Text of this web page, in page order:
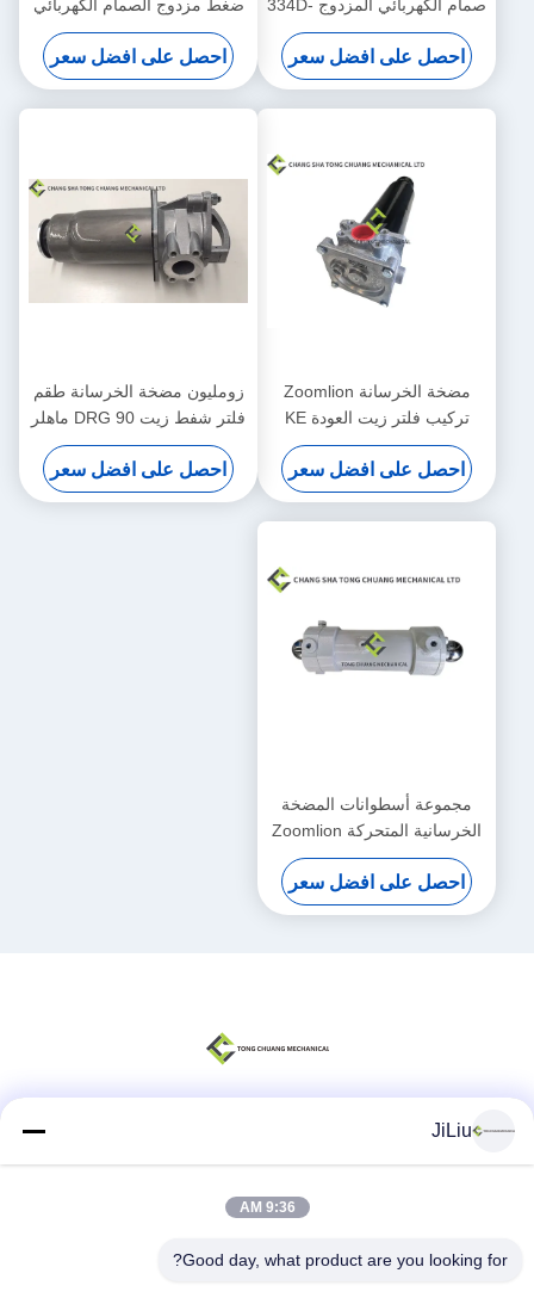
صمام الكهربائي المزدوج 334D-
015-02 1010302328
احصل على افضل سعر
ضغط مزدوج الصمام الكهربائي
احصل على افضل سعر
مضخة الخرسانة Zoomlion
تركيب فلتر زيت العودة KE
2884+KE 2883 1010600428
احصل على افضل سعر
زومليون مضخة الخرسانة طقم
فلتر شفط زيت DRG 90 ماهلر
الأصلي 1010600452
احصل على افضل سعر
مجموعة أسطوانات المضخة
الخرسانية المتحركة Zoomlion
(يسار) F9000 (مقعد السائق
الأمامي)
000190201A0200000
احصل على افضل سعر
اتصال سريع
JiLiu
9:36 AM
Good day, what product are you looking for?